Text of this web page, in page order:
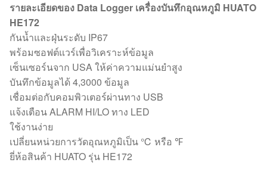
รายละเอียดของ Data Logger เครื่องบันทึกอุณหภูมิ HUATO
HE172
กันน้ำและฝุ่นระดับ IP67
พร้อมซอฟต์แวร์เพื่อวิเคราะห์ข้อมูล
เซ็นเซอร์นจาก USA ให้ค่าความแม่นยำสูง
บันทึกข้อมูลได้ 4,3000 ข้อมูล
เชื่อมต่อกับคอมพิวเตอร์ผ่านทาง USB
แจ้งเตือน ALARM HI/LO ทาง LED
ใช้งานง่าย
เปลี่ยนหน่วยการวัดอุณหภูมิเป็น ℃ หรือ ℉
ยี่ห้อสินค้า HUATO รุ่น HE172